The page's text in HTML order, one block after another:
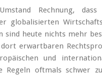
Rechnung, dass
globalisierten
sind heute nichts mehr
erwartbaren
und
Regeln oftmals schwer